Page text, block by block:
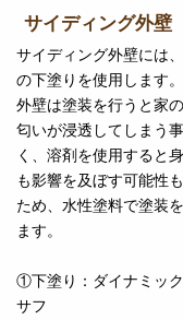
サイディング外壁
サイディング外壁には
の下塗りを使用します。
外壁は塗装を行うと家
匂いが浸透してしまう
く、溶剤を使用すると
も影響を及ぼす可能性
ため、水性塗料で塗装
ます。
①下塗り：ダイナミッ
サフ